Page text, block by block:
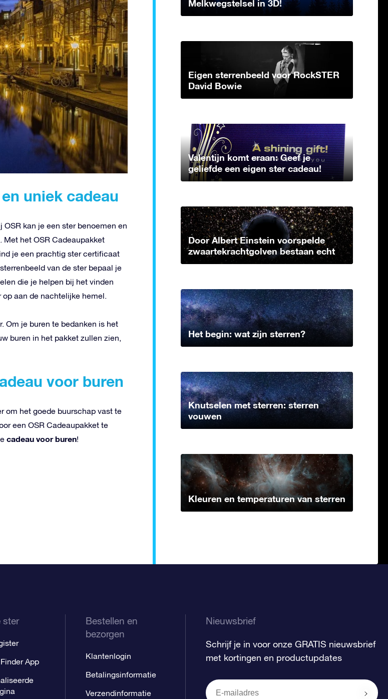
uniek cadeau
kan je een ster benoemen en
Met het OSR Cadeaupakket
je een prachtig ster certificaat
van de ster bepaal je
die je helpen bij het vinden
op aan de nachtelijke hemel.
Om je buren te bedanken is het
buren in het pakket zullen zien,
voor buren
om het goede buurschap vast te
een OSR Cadeaupakket te
cadeau voor buren!
Melkwegstelsel in 3D!
Eigen sterrenbeeld voor RockSTER
David Bowie
Valentijn komt eraan: Geef je
geliefde een eigen ster cadeau!
Door Albert Einstein voorspelde
zwaartekrachtgolven bestaan echt
Het begin: wat zijn sterren?
Knutselen met sterren: sterren
vouwen
Kleuren en temperaturen van sterren
ster
App
Bestellen en
bezorgen
Klantenlogin
Betalingsinformatie
Verzendinformatie
Nieuwsbrief
Schrijf je in voor onze GRATIS nieuwsbrief
met kortingen en productupdates